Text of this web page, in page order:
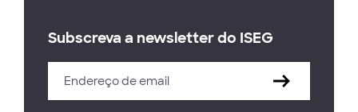
Subscreva a newsletter do ISEG